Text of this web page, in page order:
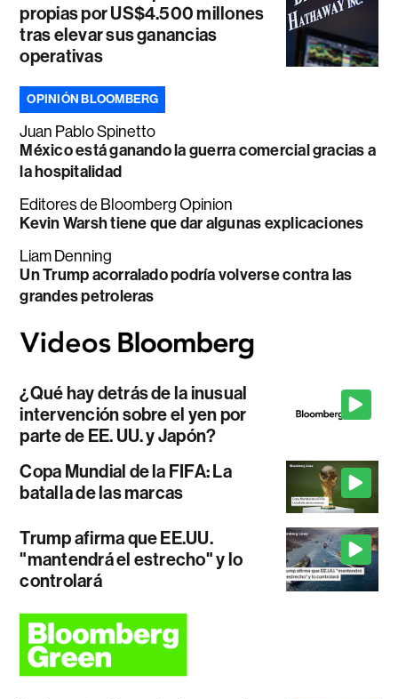
propias por US$4.500 millones
tras elevar sus ganancias
operativas
OPINIÓN BLOOMBERG
Juan Pablo Spinetto
México está ganando la guerra comercial gracias a
la hospitalidad
Editores de Bloomberg Opinion
Kevin Warsh tiene que dar algunas explicaciones
Liam Denning
Un Trump acorralado podría volverse contra las
grandes petroleras
¿Qué hay detrás de la inusual
intervención sobre el yen por
parte de EE. UU. y Japón?
Copa Mundial de la FIFA: La
batalla de las marcas
Trump afirma que EE.UU.
"mantendrá el estrecho" y lo
controlará